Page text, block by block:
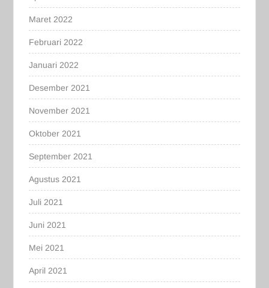
Maret 2022
Februari 2022
Januari 2022
Desember 2021
November 2021
Oktober 2021
September 2021
Agustus 2021
Juli 2021
Juni 2021
Mei 2021
April 2021